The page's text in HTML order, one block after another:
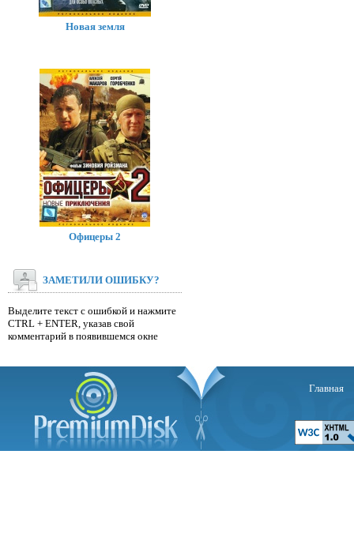
Новая земля
Офицеры 2
ЗАМЕТИЛИ ОШИБКУ?
Выделите текст с ошибкой и нажмите
CTRL + ENTER, указав свой
комментарий в появившемся окне
Главная